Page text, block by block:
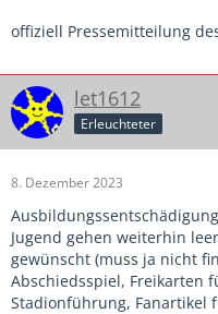
offiziell Pressemitteilung
let1612
Erleuchteter
8. Dezember 2023
Jugend gehen weiterhin
gewünscht (muss ja nicht
Abschiedsspiel, Freikarten
Stadionführung, Fanartikel